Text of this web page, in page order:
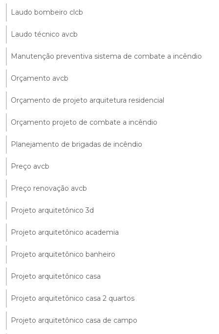
Laudo bombeiro clcb
Laudo técnico avcb
Manutenção preventiva sistema de combate a incêndio
Orçamento avcb
Orçamento de projeto arquitetura residencial
Orçamento projeto de combate a incêndio
Planejamento de brigadas de incêndio
Preço avcb
Preço renovação avcb
Projeto arquitetônico 3d
Projeto arquitetônico academia
Projeto arquitetônico banheiro
Projeto arquitetônico casa
Projeto arquitetônico casa 2 quartos
Projeto arquitetônico casa de campo